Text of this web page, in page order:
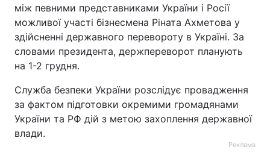
між певними представниками України і Росії
можливої участі бізнесмена Ріната Ахметова у
здійсненні державного перевороту в Україні. За
словами президента, держпереворот планують
на 1-2 грудня.
Служба безпеки України розслідує провадження
за фактом підготовки окремими громадянами
України та РФ дій з метою захоплення державної
влади.
Реклама